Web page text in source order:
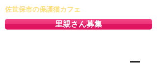
佐世保市の保護猫カフェ
里親さん募集